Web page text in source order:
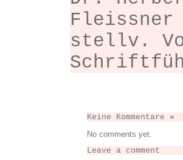
Fleissner
stellv.
Keine Kommentare »
No comments yet.
Leave a comment